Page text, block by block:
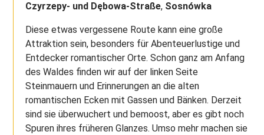
Czyrzepy- und Dębowa-Straße, Sosnówka
Diese etwas vergessene Route kann eine große
Attraktion sein, besonders für Abenteuerlustige und
Entdecker romantischer Orte. Schon ganz am Anfang
des Waldes finden wir auf der linken Seite
Steinmauern und Erinnerungen an die alten
romantischen Ecken mit Gassen und Bänken. Derzeit
sind sie überwuchert und bemoost, aber es gibt noch
Spuren ihres früheren Glanzes. Umso mehr machen sie